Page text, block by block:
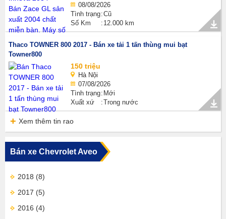
08/08/2026
Tình trạng Cũ
Số Km
12.000 km
Thaco TOWNER 800 2017 - Bán xe tải 1 tấn thùng mui bạt
Towner800
150 triệu
Hà Nội
07/08/2026
Tình trạng Mới
Xuất xứ
Trong nước
Xem thêm tin rao
Bán xe Chevrolet Aveo
2018 (8)
2017 (5)
2016 (4)